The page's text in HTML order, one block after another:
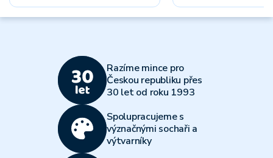
Razíme mince pro
Českou republiku přes
30 let od roku 1993
Spolupracujeme s
význačnými sochaři a
výtvarníky